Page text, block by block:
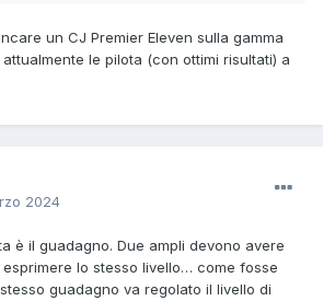
un CJ Premier Eleven sulla gamma
le pilota (con ottimi risultati) a
2024
è il guadagno. Due ampli devono avere
lo stesso livello… come fosse
guadagno va regolato il livello di